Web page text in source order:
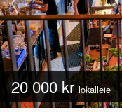
20 000 krlokalleie